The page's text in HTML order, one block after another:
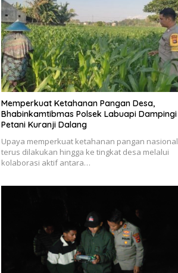
Memperkuat Ketahanan Pangan Desa,
Bhabinkamtibmas Polsek Labuapi Dampingi
Petani Kuranji Dalang
Upaya memperkuat ketahanan pangan nasional
terus dilakukan hingga ke tingkat desa melalui
kolaborasi aktif antara…